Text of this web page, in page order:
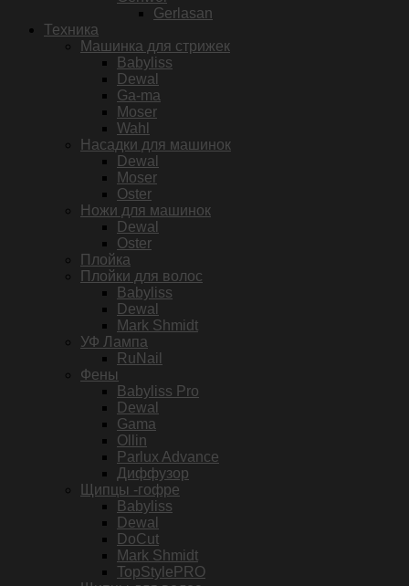
Gerlasan
Техника
Машинка для стрижек
Babyliss
Dewal
Ga-ma
Moser
Wahl
Насадки для машинок
Dewal
Moser
Oster
Ножи для машинок
Dewal
Oster
Плойка
Плойки для волос
Babyliss
Dewal
Mark Shmidt
УФ Лампа
RuNail
Фены
Babyliss Pro
Dewal
Gama
Ollin
Parlux Advance
Диффузор
Щипцы -гофре
Babyliss
Dewal
DoCut
Mark Shmidt
TopStylePRO